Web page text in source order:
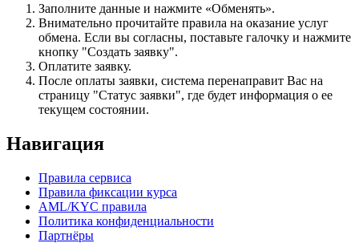
Заполните данные и нажмите «Обменять».
Внимательно прочитайте правила на оказание услуг
обмена. Если вы согласны, поставьте галочку и нажмите
кнопку "Создать заявку".
Оплатите заявку.
После оплаты заявки, система перенаправит Вас на
страницу "Статус заявки", где будет информация о ее
текущем состоянии.
Навигация
Правила сервиса
Правила фиксации курса
AML/KYC правила
Политика конфиденциальности
Партнёры